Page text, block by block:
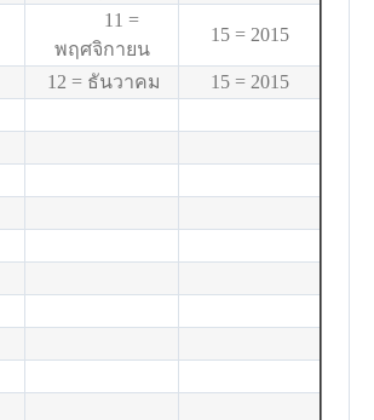
11 =
พฤศจิกายน
15 = 2015
12 = ธันวาคม
15 = 2015